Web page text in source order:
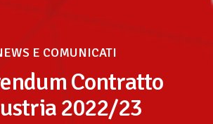
E COMUNICATI
Contratto
2022/23